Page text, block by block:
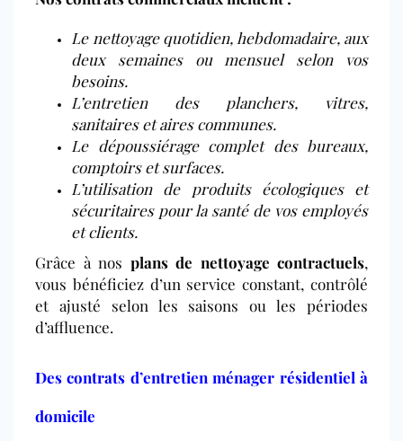
Le nettoyage quotidien, hebdomadaire, aux
deux semaines ou mensuel selon vos
besoins.
L’entretien des planchers, vitres,
sanitaires et aires communes.
Le dépoussiérage complet des bureaux,
comptoirs et surfaces.
L’utilisation de produits écologiques et
sécuritaires pour la santé de vos employés
et clients.
Grâce à nos plans de nettoyage contractuels,
vous bénéficiez d’un service constant, contrôlé
et ajusté selon les saisons ou les périodes
d’affluence.
Des contrats d’entretien ménager résidentiel à
domicile